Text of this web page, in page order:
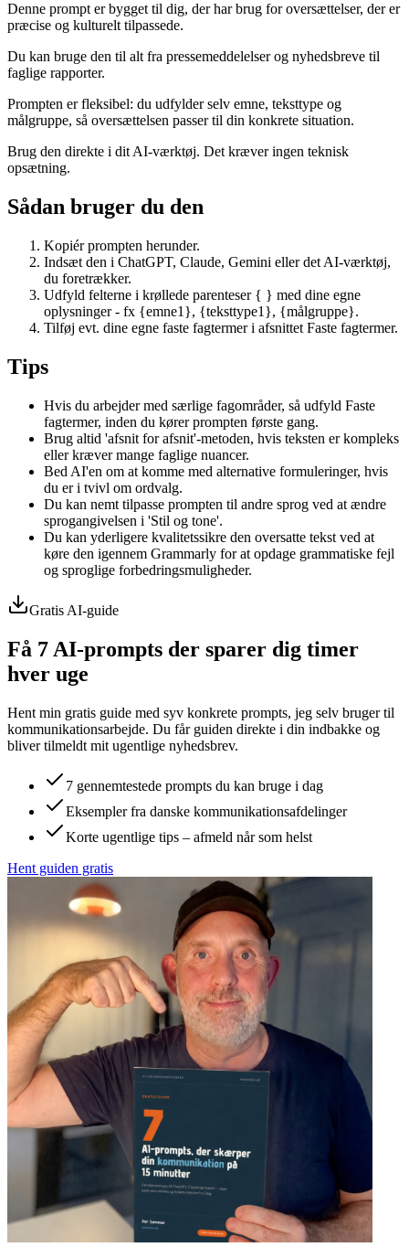
Denne prompt er bygget til dig, der har brug for oversættelser, der er
præcise og kulturelt tilpassede.
Du kan bruge den til alt fra pressemeddelelser og nyhedsbreve til
faglige rapporter.
Prompten er fleksibel: du udfylder selv emne, teksttype og
målgruppe, så oversættelsen passer til din konkrete situation.
Brug den direkte i dit AI-værktøj. Det kræver ingen teknisk
opsætning.
Sådan bruger du den
Kopiér prompten herunder.
Indsæt den i ChatGPT, Claude, Gemini eller det AI-værktøj,
du foretrækker.
Udfyld felterne i krøllede parenteser { } med dine egne
oplysninger - fx {emne1}, {teksttype1}, {målgruppe}.
Tilføj evt. dine egne faste fagtermer i afsnittet Faste fagtermer.
Tips
Hvis du arbejder med særlige fagområder, så udfyld Faste
fagtermer, inden du kører prompten første gang.
Brug altid 'afsnit for afsnit'-metoden, hvis teksten er kompleks
eller kræver mange faglige nuancer.
Bed AI'en om at komme med alternative formuleringer, hvis
du er i tvivl om ordvalg.
Du kan nemt tilpasse prompten til andre sprog ved at ændre
sprogangivelsen i 'Stil og tone'.
Du kan yderligere kvalitetssikre den oversatte tekst ved at
køre den igennem Grammarly for at opdage grammatiske fejl
og sproglige forbedringsmuligheder.
Gratis AI-guide
Få 7 AI-prompts der sparer dig timer
hver uge
Hent min gratis guide med syv konkrete prompts, jeg selv bruger til
kommunikationsarbejde. Du får guiden direkte i din indbakke og
bliver tilmeldt mit ugentlige nyhedsbrev.
7 gennemtestede prompts du kan bruge i dag
Eksempler fra danske kommunikationsafdelinger
Korte ugentlige tips – afmeld når som helst
Hent guiden gratis